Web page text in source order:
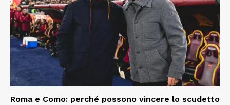
Roma e Como: perché possono vincere lo scudetto